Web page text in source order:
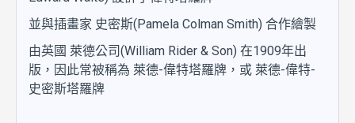
並與插畫家 史密斯(Pamela Colman Smith) 合作繪製
由英國 萊德公司(William Rider & Son) 在1909年出
版，因此常被稱為 萊德-偉特塔羅牌，或 萊德-偉特-
史密斯塔羅牌